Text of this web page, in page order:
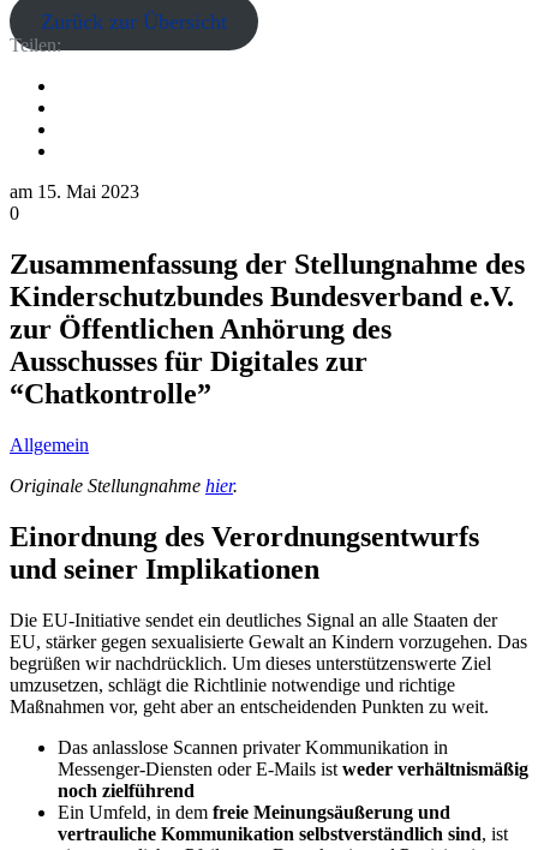
Zurück zur Übersicht
Teilen:
am 15. Mai 2023
0
Zusammenfassung der Stellungnahme des
Kinderschutzbundes Bundesverband e.V.
zur Öffentlichen Anhörung des
Ausschusses für Digitales zur
“Chatkontrolle”
Allgemein
Originale Stellungnahme hier.
Einordnung des Verordnungsentwurfs
und seiner Implikationen
Die EU-Initiative sendet ein deutliches Signal an alle Staaten der
EU, stärker gegen sexualisierte Gewalt an Kindern vorzugehen. Das
begrüßen wir nachdrücklich. Um dieses unterstützenswerte Ziel
umzusetzen, schlägt die Richtlinie notwendige und richtige
Maßnahmen vor, geht aber an entscheidenden Punkten zu weit.
Das anlasslose Scannen privater Kommunikation in
Messenger-Diensten oder E-Mails ist weder verhältnismäßig
noch zielführend
Ein Umfeld, in dem freie Meinungsäußerung und
vertrauliche Kommunikation selbstverständlich sind, ist